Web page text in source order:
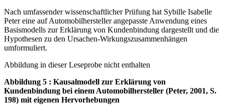
Nach umfassender wissenschaftlicher Prüfung hat Sybille Isabelle
Peter eine auf Automobilhersteller angepasste Anwendung eines
Basismodells zur Erklärung von Kundenbindung dargestellt und die
Hypothesen zu den Ursachen-Wirkungszusammenhängen
umformuliert.
Abbildung in dieser Leseprobe nicht enthalten
Abbildung 5 : Kausalmodell zur Erklärung von
Kundenbindung bei einem Automobilhersteller (Peter, 2001, S.
198) mit eigenen Hervorhebungen